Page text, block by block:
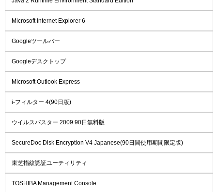
Microsoft Internet Explorer 6
Googleツールバー
Googleデスクトップ
Microsoft Outlook Express
i-フィルター 4(90日版)
ウイルスバスター 2009 90日無料版
SecureDoc Disk Encryption V4 Japanese(90日間使用期間限定版)
東芝指紋認証ユーティリティ
TOSHIBA Management Console